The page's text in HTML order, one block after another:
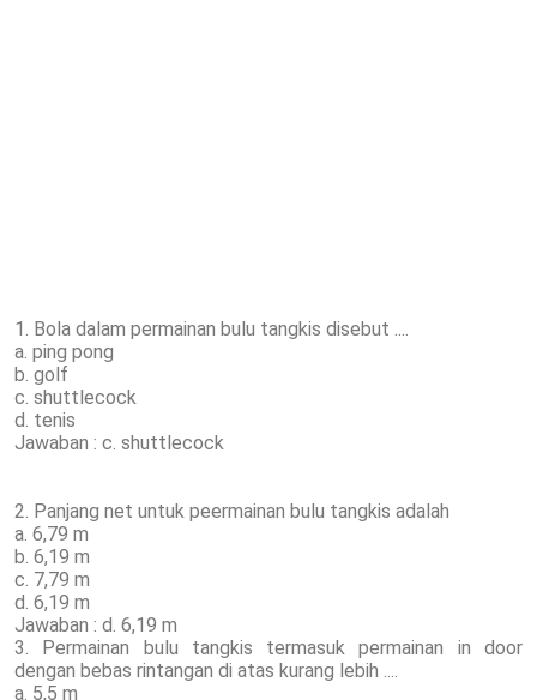
1. Bola dalam permainan bulu tangkis disebut ....
a. ping pong
b. golf
c. shuttlecock
d. tenis
Jawaban : c. shuttlecock
2. Panjang net untuk peermainan bulu tangkis adalah
a. 6,79 m
b. 6,19 m
c. 7,79 m
d. 6,19 m
Jawaban : d. 6,19 m
3. Permainan bulu tangkis termasuk permainan in door
dengan bebas rintangan di atas kurang lebih ....
a. 5,5 m